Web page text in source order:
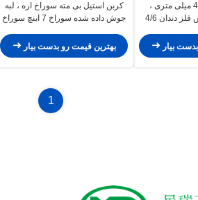
اره برش عمیق 44 میلی متری ،
سوراخ سوراخ برش فلز دندان 4/6
بیار
کربن استیل بی مته سوراخ اره ، لبه
جوش داده شده سوراخ 7 اینچ سوراخ
بهترین قیمت رو بدست بیار
1